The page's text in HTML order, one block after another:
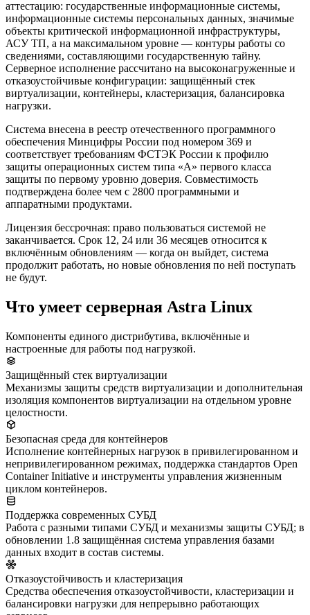
аттестацию: государственные информационные системы,
информационные системы персональных данных, значимые
объекты критической информационной инфраструктуры,
АСУ ТП, а на максимальном уровне — контуры работы со
сведениями, составляющими государственную тайну.
Серверное исполнение рассчитано на высоконагруженные и
отказоустойчивые конфигурации: защищённый стек
виртуализации, контейнеры, кластеризация, балансировка
нагрузки.
Система внесена в реестр отечественного программного
обеспечения Минцифры России под номером 369 и
соответствует требованиям ФСТЭК России к профилю
защиты операционных систем типа «А» первого класса
защиты по первому уровню доверия. Совместимость
подтверждена более чем с 2800 программными и
аппаратными продуктами.
Лицензия бессрочная: право пользоваться системой не
заканчивается. Срок 12, 24 или 36 месяцев относится к
включённым обновлениям — когда он выйдет, система
продолжит работать, но новые обновления по ней поступать
не будут.
Что умеет серверная Astra Linux
Компоненты единого дистрибутива, включённые и
настроенные для работы под нагрузкой.
Защищённый стек виртуализации
Механизмы защиты средств виртуализации и дополнительная
изоляция компонентов виртуализации на отдельном уровне
целостности.
Безопасная среда для контейнеров
Исполнение контейнерных нагрузок в привилегированном и
непривилегированном режимах, поддержка стандартов Open
Container Initiative и инструменты управления жизненным
циклом контейнеров.
Поддержка современных СУБД
Работа с разными типами СУБД и механизмы защиты СУБД; в
обновлении 1.8 защищённая система управления базами
данных входит в состав системы.
Отказоустойчивость и кластеризация
Средства обеспечения отказоустойчивости, кластеризации и
балансировки нагрузки для непрерывно работающих